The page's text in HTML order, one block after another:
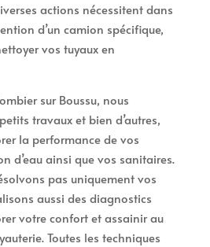
actions nécessitent dans
d’un camion spécifique,
vos tuyaux en
sur Boussu, nous
travaux et bien d’autres,
la performance de vos
d’eau ainsi que vos sanitaires.
pas uniquement vos
aussi des diagnostics
votre confort et assainir au
Toutes les techniques